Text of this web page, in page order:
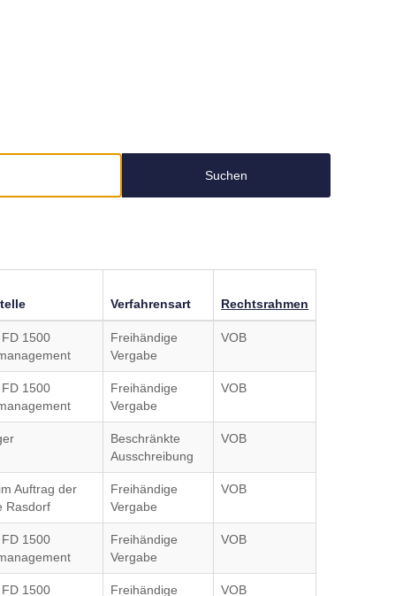
Suchen
Verfahrensart Rechtsrahmen
1500
Freihändige
Vergabe
VOB
1500
Freihändige
Vergabe
VOB
Beschränkte
Ausschreibung
VOB
Auftrag der
Rasdorf
Freihändige
Vergabe
VOB
1500
Freihändige
Vergabe
VOB
1500
Freihändige
VOB